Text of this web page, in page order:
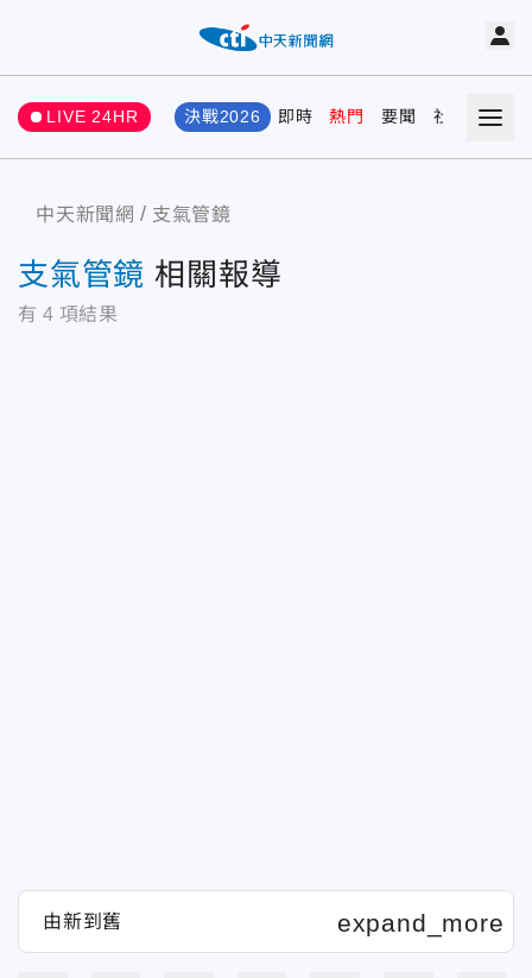
LIVE 24HR 決戰2026 即時 熱門 要聞 社會 娛樂
中天新聞網 支氣管鏡
支氣管鏡 相關報導
有 4 項結果